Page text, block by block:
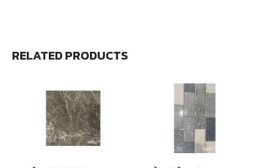
RELATED PRODUCTS